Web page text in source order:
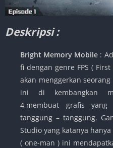
Deskripsi :
Bright Memory Mobile :
fi dengan genre FPS (
akan menggerkan
ini di kembangkan
4,membuat grafis
tanggung – tanggung.
Studio yang katanya
( one-man ) ini